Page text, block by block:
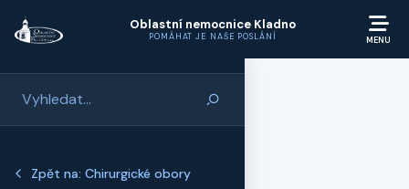
Oblastní nemocnice Kladno
POMÁHAT JE NAŠE POSLÁNÍ
Zpět na: Chirurgické obory